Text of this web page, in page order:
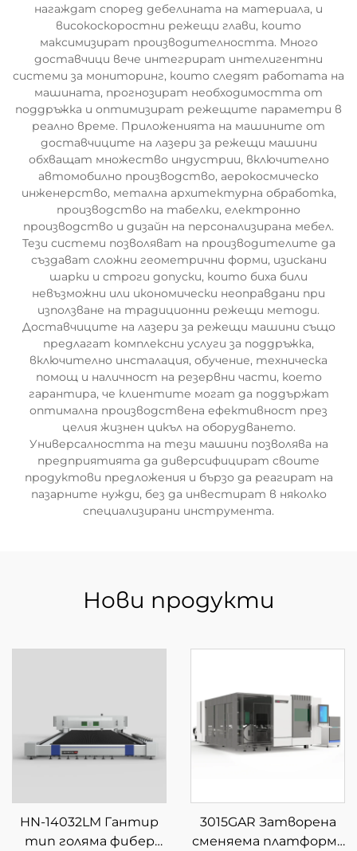
нагаждат според дебелината на материала, и
високоскоростни режещи глави, които
максимизират производителността. Много
доставчици вече интегрират интелигентни
системи за мониторинг, които следят работата на
машината, прогнозират необходимостта от
поддръжка и оптимизират режещите параметри в
реално време. Приложенията на машините от
доставчиците на лазери за режещи машини
обхващат множество индустрии, включително
автомобилно производство, аерокосмическо
инженерство, метална архитектурна обработка,
производство на табелки, електронно
производство и дизайн на персонализирана мебел.
Тези системи позволяват на производителите да
създават сложни геометрични форми, изискани
шарки и строги допуски, които биха били
невъзможни или икономически неоправдани при
използване на традиционни режещи методи.
Доставчиците на лазери за режещи машини също
предлагат комплексни услуги за поддръжка,
включително инсталация, обучение, техническа
помощ и наличност на резервни части, което
гарантира, че клиентите могат да поддържат
оптимална производствена ефективност през
целия жизнен цикъл на оборудването.
Универсалността на тези машини позволява на
предприятията да диверсифицират своите
продуктови предложения и бързо да реагират на
пазарните нужди, без да инвестират в няколко
специализирани инструмента.
Нови продукти
HN-14032LM Гантир
тип голяма фибер
3015GAR Затворена
сменяема платформа